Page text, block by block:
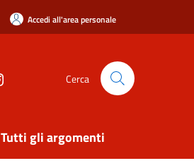
Accedi all'area personale
Cerca
Tutti gli argomenti